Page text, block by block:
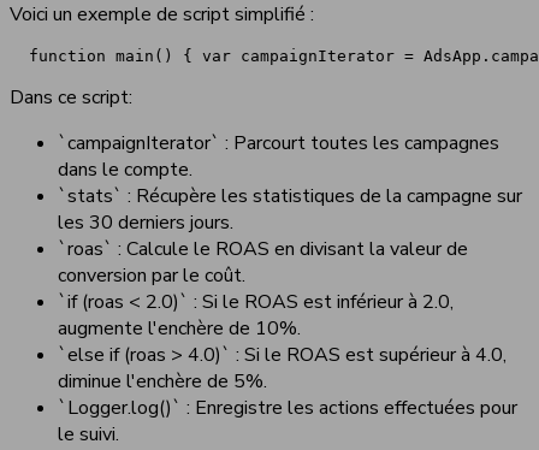
Voici un exemple de script simplifié :
function main() { var campaignIterator =
Dans ce script:
`campaignIterator` : Parcourt toutes les campagnes
dans le compte.
`stats` : Récupère les statistiques de la campagne sur
les 30 derniers jours.
`roas` : Calcule le ROAS en divisant la valeur de
conversion par le coût.
`if (roas < 2.0)` : Si le ROAS est inférieur à 2.0,
augmente l'enchère de 10%.
`else if (roas > 4.0)` : Si le ROAS est supérieur à 4.0,
diminue l'enchère de 5%.
`Logger.log()` : Enregistre les actions effectuées pour
le suivi.